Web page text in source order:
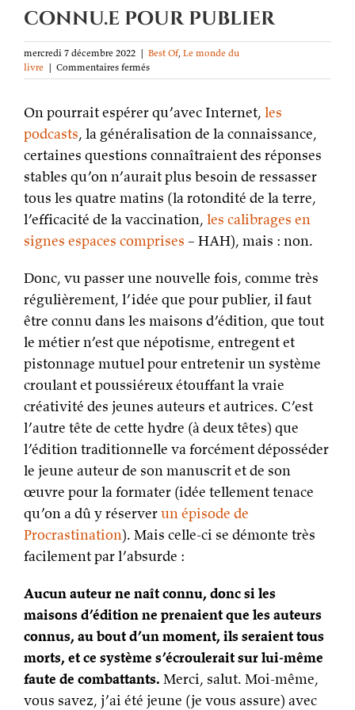
connu.e pour publier
mercredi 7 décembre 2022 | Best Of, Le monde du
livre | Commentaires ferméssur
Idée
1254
sur
l’édition :
il
être
connu.e
publier
On pourrait espérer qu’avec Internet, les
podcasts, la généralisation de la connaissance,
certaines questions connaîtraient des réponses
stables qu’on n’aurait plus besoin de ressasser
tous les quatre matins (la rotondité de la terre,
l’efficacité de la vaccination, les calibrages en
signes espaces comprises – HAH), mais : non.
Donc, vu passer une nouvelle fois, comme très
régulièrement, l’idée que pour publier, il faut
être connu dans les maisons d’édition, que tout
le métier n’est que népotisme, entregent et
pistonnage mutuel pour entretenir un système
croulant et poussiéreux étouffant la vraie
créativité des jeunes auteurs et autrices. C’est
l’autre tête de cette hydre (à deux têtes) que
l’édition traditionnelle va forcément déposséder
le jeune auteur de son manuscrit et de son
œuvre pour la formater (idée tellement tenace
qu’on a dû y réserverun épisode de
Procrastination). Mais celle-ci se démonte très
facilement par l’absurde :
Aucun auteur ne naît connu, donc si les
maisons d’édition ne prenaient que les auteurs
connus, au bout d’un moment, ils seraient tous
morts, et ce système s’écroulerait sur lui-même
faute de combattants. Merci, salut. Moi-même,
vous savez, j’ai été jeune (je vous assure) avec